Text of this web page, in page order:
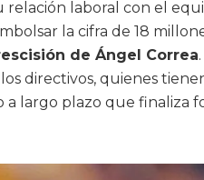
relación laboral con el
la cifra de 18
de Ángel Correa
directivos, quienes
largo plazo que finaliza